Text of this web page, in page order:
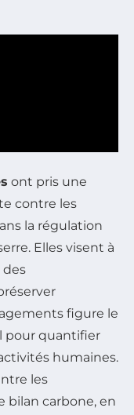
ont pris une
contre les
la régulation
Elles visent à
des
figure le
pour quantifier
humaines.
les
bilan carbone, en